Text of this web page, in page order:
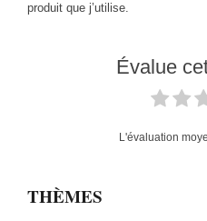
produit que j’utilise.
Évalue
L'évaluation
THÈMES